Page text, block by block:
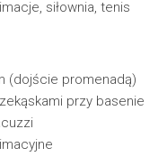
siłownia, tenis
(dojście promenadą)
przy basenie